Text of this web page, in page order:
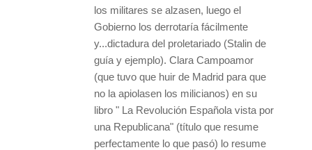
los militares se alzasen, luego el
Gobierno los derrotaría fácilmente
y...dictadura del proletariado (Stalin de
guía y ejemplo). Clara Campoamor
(que tuvo que huir de Madrid para que
no la apiolasen los milicianos) en su
libro " La Revolución Española vista por
una Republicana" (título que resume
perfectamente lo que pasó) lo resume